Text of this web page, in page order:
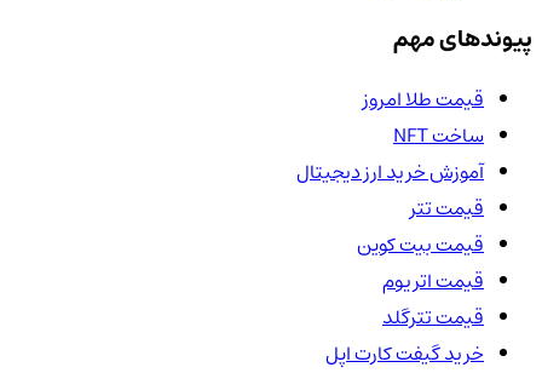
پیوندهای مهم
قیمت طلا امروز
ساخت NFT
آموزش خرید ارز دیجیتال
قیمت تتر
قیمت بیت کوین
قیمت اتریوم
قیمت تترگلد
خرید گیفت کارت اپل